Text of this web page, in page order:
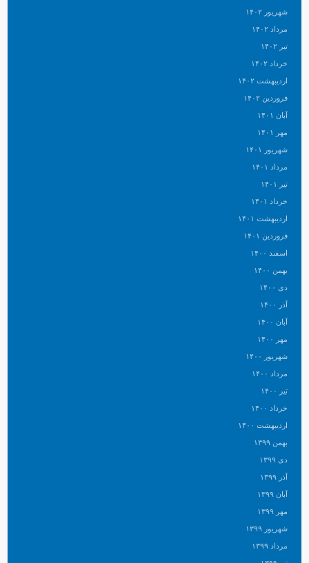
شهریور ۱۴۰۲
مرداد ۱۴۰۲
تیر ۱۴۰۲
خرداد ۱۴۰۲
اردیبهشت ۱۴۰۲
فروردین ۱۴۰۲
آبان ۱۴۰۱
مهر ۱۴۰۱
شهریور ۱۴۰۱
مرداد ۱۴۰۱
تیر ۱۴۰۱
خرداد ۱۴۰۱
اردیبهشت ۱۴۰۱
فروردین ۱۴۰۱
اسفند ۱۴۰۰
بهمن ۱۴۰۰
دی ۱۴۰۰
آذر ۱۴۰۰
آبان ۱۴۰۰
مهر ۱۴۰۰
شهریور ۱۴۰۰
مرداد ۱۴۰۰
تیر ۱۴۰۰
خرداد ۱۴۰۰
اردیبهشت ۱۴۰۰
بهمن ۱۳۹۹
دی ۱۳۹۹
آذر ۱۳۹۹
آبان ۱۳۹۹
مهر ۱۳۹۹
شهریور ۱۳۹۹
مرداد ۱۳۹۹